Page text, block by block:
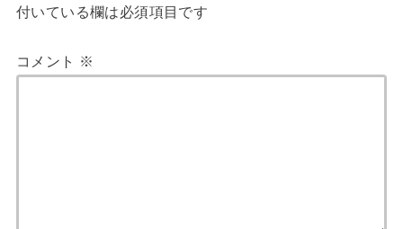
付いている欄は必須項目です
コメント ※